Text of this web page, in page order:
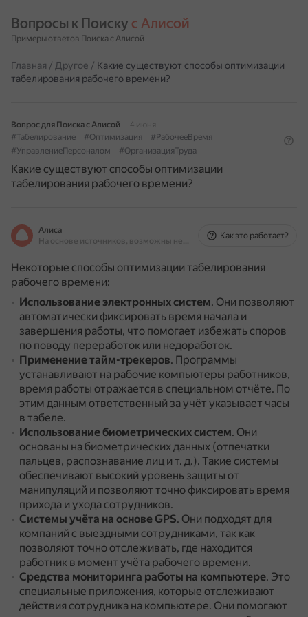
Вопросы к Поиску с Алисой
Примеры ответов Поиска с Алисой
Главная / Другое / Какие существуют способы оптимизации
табелирования рабочего времени?
Вопрос для Поиска с Алисой
4 июня
#Табелирование
#Оптимизация
#РабочееВремя
#УправлениеПерсоналом
#ОрганизацияТруда
Какие существуют способы оптимизации
табелирования рабочего времени?
Алиса
На основе источников, возможны неточности
Как это работает?
Некоторые способы оптимизации табелирования
рабочего времени:
Использование электронных систем. Они позволяют
автоматически фиксировать время начала и
завершения работы, что помогает избежать споров
по поводу переработок или недоработок.
Применение тайм-трекеров. Программы
устанавливают на рабочие компьютеры работников,
время работы отражается в специальном отчёте. По
этим данным ответственный за учёт указывает часы
в табеле.
Использование биометрических систем. Они
основаны на биометрических данных (отпечатки
пальцев, распознавание лиц и т. д.). Такие системы
обеспечивают высокий уровень защиты от
манипуляций и позволяют точно фиксировать время
прихода и ухода сотрудников.
Системы учёта на основе GPS. Они подходят для
компаний с выездными сотрудниками, так как
позволяют точно отслеживать, где находится
работник в момент учёта рабочего времени.
Средства мониторинга работы на компьютере. Это
специальные приложения, которые отслеживают
действия сотрудника на компьютере. Они помогают